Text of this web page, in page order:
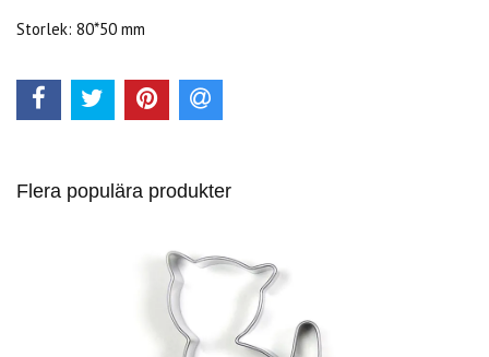
Storlek: 80*50 mm
Flera populära produkter